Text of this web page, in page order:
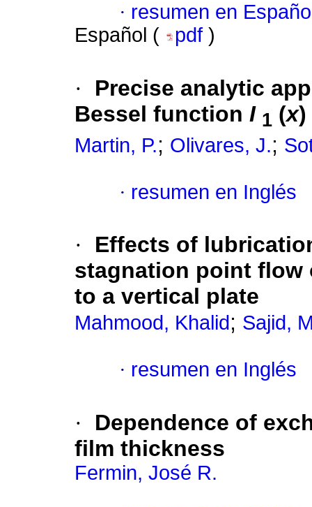
· resumen en
Español (
pdf )
·
Precise analytic
Bessel function I 1 (x)
Martin, P.; Olivares, J.;
· resumen en Inglés
·
Effects of
stagnation point flow
to a vertical plate
Mahmood, Khalid ; Sajid,
· resumen en Inglés
·
Dependence of
film thickness
Fermin, José R.